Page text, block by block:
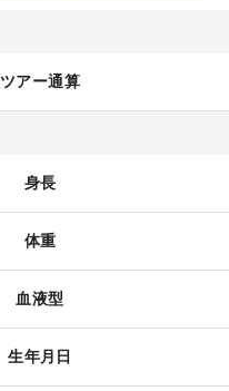
ツアー通算
身長
体重
血液型
生年月日